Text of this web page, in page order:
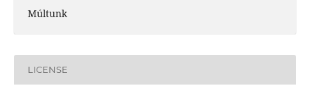
Múltunk
LICENSE